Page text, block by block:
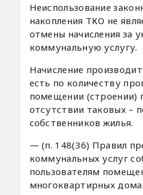
Неиспользование
накопления ТКО не
отмены начисления за
коммунальную услугу.
Начисление
есть по количеству
помещении (строении)
отсутствии таковых –
собственников жилья.
— (п. 148(36) Правил
коммунальных услуг
пользователям
многоквартирных